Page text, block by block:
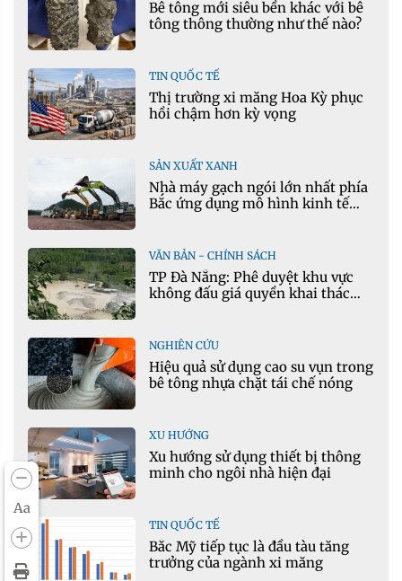
Aa
Bê tông mới siêu bền khác với bê
tông thông thường như thế nào?
TIN QUỐC TẾ
Thị trường xi măng Hoa Kỳ phục
hồi chậm hơn kỳ vọng
SẢN XUẤT XANH
Nhà máy gạch ngói lớn nhất phía
Bắc ứng dụng mô hình kinh tế
VĂN BẢN - CHÍNH SÁCH
TP Đà Nẵng: Phê duyệt khu vực
không đấu giá quyền khai thác
NGHIÊN CỨU
Hiệu quả sử dụng cao su vụn trong
bê tông nhựa chặt tái chế nóng
XU HƯỚNG
Xu hướng sử dụng thiết bị thông
minh cho ngôi nhà hiện đại
TIN QUỐC TẾ
Bắc Mỹ tiếp tục là đầu tàu tăng
trưởng của ngành xi măng